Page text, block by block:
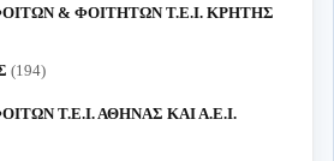
& ΦΟΙΤΗΤΩΝ Τ.Ε.Ι. ΚΡΗΤΗΣ
(194)
Τ.Ε.Ι. ΑΘΗΝΑΣ ΚΑΙ Α.Ε.Ι.